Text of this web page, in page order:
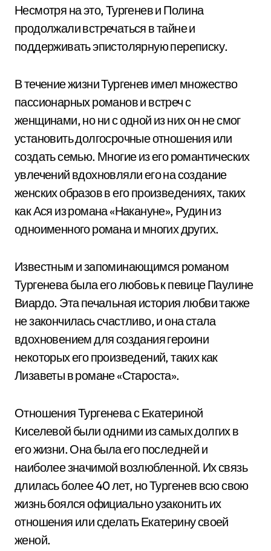
Несмотря на это, Тургенев и Полина
продолжали встречаться в тайне и
поддерживать эпистолярную переписку.
В течение жизни Тургенев имел множество
пассионарных романов и встреч с
женщинами, но ни с одной из них он не смог
установить долгосрочные отношения или
создать семью. Многие из его романтических
увлечений вдохновляли его на создание
женских образов в его произведениях, таких
как Ася из романа «Накануне», Рудин из
одноименного романа и многих других.
Известным и запоминающимся романом
Тургенева была его любовь к певице Паулине
Виардо. Эта печальная история любви также
не закончилась счастливо, и она стала
вдохновением для создания героини
некоторых его произведений, таких как
Лизаветы в романе «Староста».
Отношения Тургенева с Екатериной
Киселевой были одними из самых долгих в
его жизни. Она была его последней и
наиболее значимой возлюбленной. Их связь
длилась более 40 лет, но Тургенев всю свою
жизнь боялся официально узаконить их
отношения или сделать Екатерину своей
женой.